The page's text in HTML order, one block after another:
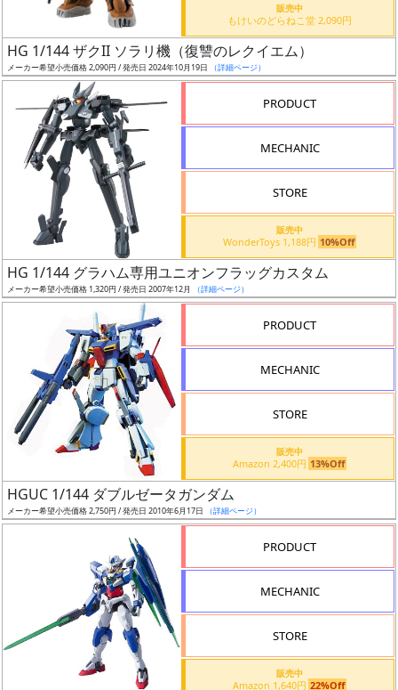
ー
ズ・
況
売
始
前
抽
選
活
販売中
もけいのどらねこ堂 2,090円
HG 1/144 ザクII ソラリ機（復讐のレクイエム）
メーカー希望小売価格 2,090円 / 発売日 2024年10月19日 （詳細ページ）
PRODUCT
MECHANIC
STORE
販売中
WonderToys 1,188円 10%Off
HG 1/144 グラハム専用ユニオンフラッグカスタム
メーカー希望小売価格 1,320円 / 発売日 2007年12月 （詳細ページ）
PRODUCT
MECHANIC
STORE
販売中
Amazon 2,400円 13%Off
HGUC 1/144 ダブルゼータガンダム
メーカー希望小売価格 2,750円 / 発売日 2010年6月17日 （詳細ページ）
PRODUCT
MECHANIC
STORE
販売中
Amazon 1,640円 22%Off